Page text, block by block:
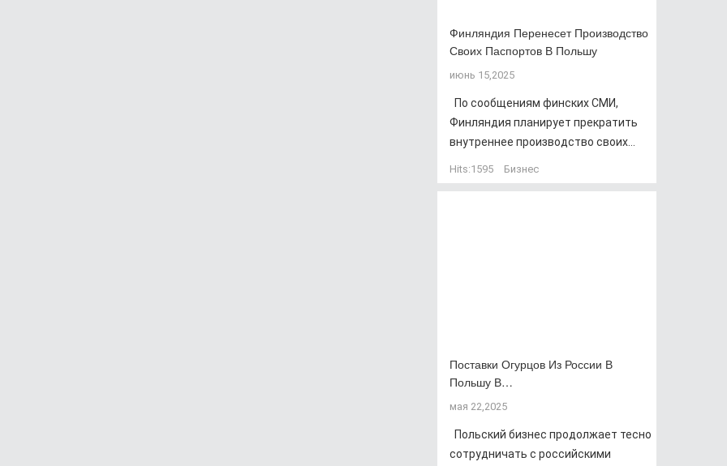
Финляндия Перенесет Производство
Своих Паспортов В Польшу
июнь 15,2025
По сообщениям финских СМИ,
Финляндия планирует прекратить
внутреннее производство своих...
Hits:1595 Бизнес
Поставки Огурцов Из России В
Польшу В…
мая 22,2025
Польский бизнес продолжает тесно
сотрудничать с российскими